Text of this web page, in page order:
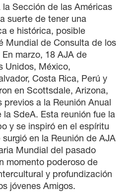
Sección de las Américas
suerte de tener una
e histórica, posible
Mundial de Consulta de los
marzo, 18 AJA de
Unidos, México,
Costa Rica, Perú y
en Scottsdale, Arizona,
a la Reunión Anual
SdeA. Esta reunión fue la
y se inspiró en el espíritu
en la Reunión de AJA
Mundial del pasado
momento poderoso de
y profundización
jóvenes Amigos.